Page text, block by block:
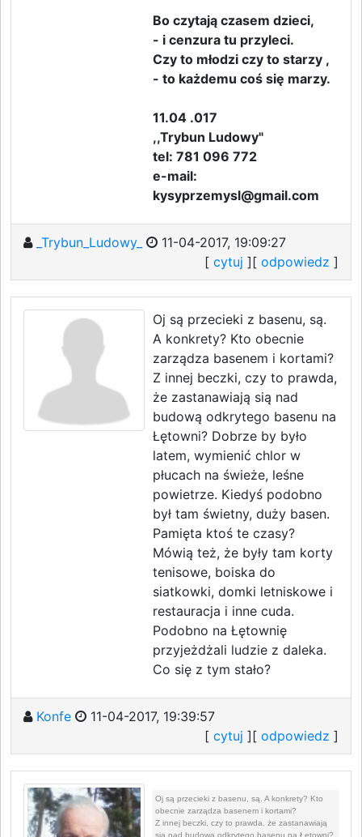
Bo czytają czasem dzieci,
- i cenzura tu przyleci.
Czy to młodzi czy to starzy ,
- to każdemu coś się marzy.
11.04 .017
,,Trybun Ludowy"
tel: 781 096 772
e-mail:
kysyprzemysl@gmail.com
_Trybun_Ludowy_
11-04-2017, 19:09:27
[ cytuj ][ odpowiedz ]
Oj są przecieki z basenu, są.
A konkrety? Kto obecnie
zarządza basenem i kortami?
Z innej beczki, czy to prawda,
że zastanawiają sią nad
budową odkrytego basenu na
Łętowni? Dobrze by było
latem, wymienić chlor w
płucach na świeże, leśne
powietrze. Kiedyś podobno
był tam świetny, duży basen.
Pamięta ktoś te czasy?
Mówią też, że były tam korty
tenisowe, boiska do
siatkowki, domki letniskowe i
restauracja i inne cuda.
Podobno na Łętownię
przyjeżdżali ludzie z daleka.
Co się z tym stało?
Konfe
11-04-2017, 19:39:57
[ cytuj ][ odpowiedz ]
Oj są przecieki z basenu, są. A konkrety? Kto
obecnie zarządza basenem i kortami?
Z innej beczki, czy to prawda, że zastanawiają
sią nad budową odkrytego basenu na Łętowni?